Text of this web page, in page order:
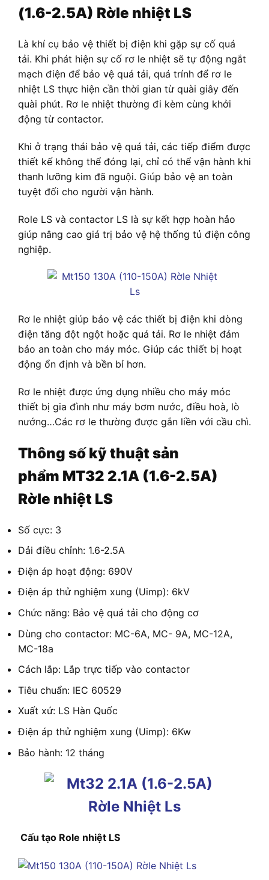
(1.6-2.5A) Rờle nhiệt LS
Là khí cụ bảo vệ thiết bị điện khi gặp sự cố quá
tải. Khi phát hiện sự cố rơ le nhiệt sẽ tự động ngắt
mạch điện để bảo vệ quá tải, quá trính để rơ le
nhiệt LS thực hiện cần thời gian từ quài giây đến
quài phút. Rơ le nhiệt thường đi kèm cùng khởi
động từ contactor.
Khi ở trạng thái bảo vệ quá tải, các tiếp điểm được
thiết kế không thể đóng lại, chỉ có thể vận hành khi
thanh lưỡng kim đã nguội. Giúp bảo vệ an toàn
tuyệt đối cho người vận hành.
Role LS và contactor LS là sự kết hợp hoàn hảo
giúp nâng cao giá trị bảo vệ hệ thống tủ điện công
nghiệp.
Rơ le nhiệt giúp bảo vệ các thiết bị điện khi dòng
điện tăng đột ngột hoặc quá tải. Rơ le nhiệt đảm
bảo an toàn cho máy móc. Giúp các thiết bị hoạt
động ổn định và bền bỉ hơn.
Rơ le nhiệt được ứng dụng nhiều cho máy móc
thiết bị gia đình như máy bơm nước, điều hoà, lò
nướng…Các rơ le thường được gắn liền với cầu chì.
Thông số kỹ thuật sản
phẩm MT32 2.1A (1.6-2.5A)
Rờle nhiệt LS
Số cực: 3
Dải điều chỉnh: 1.6-2.5A
Điện áp hoạt động: 690V
Điện áp thử nghiệm xung (Uimp): 6kV
Chức năng: Bảo vệ quá tải cho động cơ
Dùng cho contactor: MC-6A, MC- 9A, MC-12A,
MC-18a
Cách lắp: Lắp trực tiếp vào contactor
Tiêu chuẩn: IEC 60529
Xuất xứ: LS Hàn Quốc
Điện áp thử nghiệm xung (Uimp): 6Kw
Bảo hành: 12 tháng
Cấu tạo Role nhiệt LS